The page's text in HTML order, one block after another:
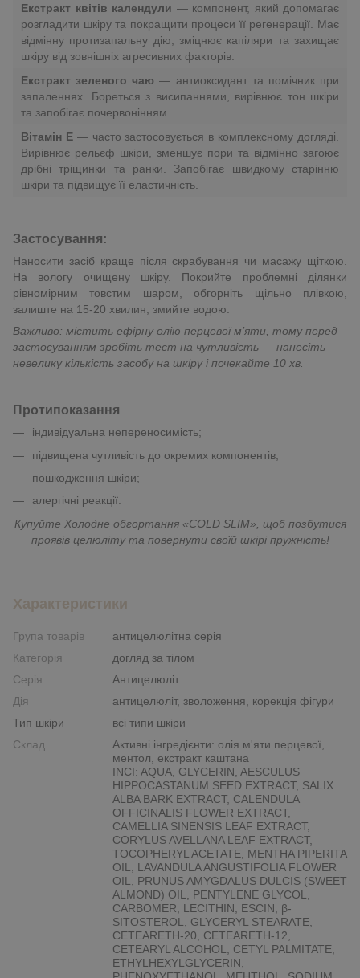
Екстракт квітів календули — компонент, який допомагає
розгладити шкіру та покращити процеси її регенерації. Має
відмінну протизапальну дію, зміцнює капіляри та захищає
шкіру від зовнішніх агресивних факторів.
Екстракт зеленого чаю — антиоксидант та помічник при
запаленнях. Бореться з висипаннями, вирівнює тон шкіри
та запобігає почервонінням.
Вітамін Е — часто застосовується в комплексному догляді.
Вирівнює рельєф шкіри, зменшує пори та відмінно загоює
дрібні тріщинки та ранки. Запобігає швидкому старінню
шкіри та підвищує її еластичність.
Застосування:
Наносити засіб краще після скрабування чи масажу щіткою.
На вологу очищену шкіру. Покрийте проблемні ділянки
рівномірним товстим шаром, обгорніть щільно плівкою,
залиште на 15-20 хвилин, змийте водою.
Важливо: містить ефірну олію перцевої м’яти, тому перед
застосуванням зробіть тест на чутливість — нанесіть
невелику кількість засобу на шкіру і почекайте 10 хв.
Протипоказання
індивідуальна непереносимість;
підвищена чутливість до окремих компонентів;
пошкодження шкіри;
алергічні реакції.
Купуйте Холодне обгортання «COLD SLIM», щоб позбутися
проявів целюліту та повернути своїй шкірі пружність!
Характеристики
Група товарів
антицелюлітна серія
Категорія
догляд за тілом
Серія
Антицелюліт
Дія
антицелюліт, зволоження, корекція фігури
Тип шкіри
всі типи шкіри
Склад
Активні інгредієнти: олія м'яти перцевої,
ментол, екстракт каштана
INCI: AQUA, GLYCERIN, AESCULUS
HIPPOCASTANUM SEED EXTRACT, SALIX
ALBA BARK EXTRACT, CALENDULA
OFFICINALIS FLOWER EXTRACT,
CAMELLIA SINENSIS LEAF EXTRACT,
CORYLUS AVELLANA LEAF EXTRACT,
TOCOPHERYL ACETATE, MENTHA PIPERITA
OIL, LAVANDULA ANGUSTIFOLIA FLOWER
OIL, PRUNUS AMYGDALUS DULCIS (SWEET
ALMOND) OIL, PENTYLENE GLYCOL,
CARBOMER, LECITHIN, ESCIN, β-
SITOSTEROL, GLYCERYL STEARATE,
CETEARETH-20, CETEARETH-12,
CETEARYL ALCOHOL, CETYL PALMITATE,
ETHYLHEXYLGLYCERIN,